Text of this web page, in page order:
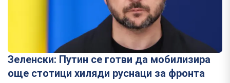
Зеленски: Путин се готви да мобилизира
още стотици хиляди руснаци за фронта